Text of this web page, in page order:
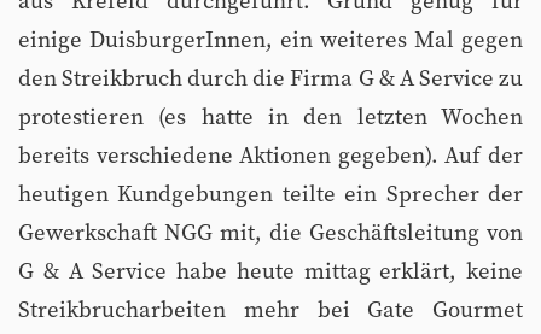
einige DuisburgerInnen, ein weiteres Mal gegen
den Streikbruch durch die Firma G & A Service zu
protestieren (es hatte in den letzten Wochen
bereits verschiedene Aktionen gegeben). Auf der
heutigen Kundgebungen teilte ein Sprecher der
Gewerkschaft NGG mit, die Geschäftsleitung von
G & A Service habe heute mittag erklärt, keine
Streikbrucharbeiten mehr bei Gate Gourmet